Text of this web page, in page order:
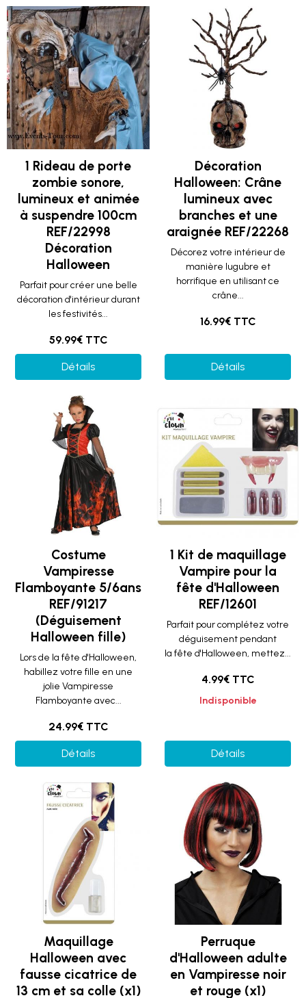
1 Rideau de porte
zombie sonore,
lumineux et animée
à suspendre 100cm
REF/22998
Décoration
Halloween
Parfait pour créer une belle
décoration d'intérieur durant
les festivités...
59.99€ TTC
Détails
Décoration
Halloween: Crâne
lumineux avec
branches et une
araignée REF/22268
Décorez votre intérieur de
manière lugubre et
horrifique en utilisant ce
crâne...
16.99€ TTC
Détails
Costume
Vampiresse
Flamboyante 5/6ans
REF/91217
(Déguisement
Halloween fille)
Lors de la fête d'Halloween,
habillez votre fille en une
jolie Vampiresse
Flamboyante avec...
24.99€ TTC
Détails
1 Kit de maquillage
Vampire pour la
fête d'Halloween
REF/12601
Parfait pour complétez votre
déguisement pendant
la fête d'Halloween, mettez...
4.99€ TTC
Indisponible
Détails
Maquillage
Halloween avec
fausse cicatrice de
13 cm et sa colle (x1)
Perruque
d'Halloween adulte
en Vampiresse noir
et rouge (x1)